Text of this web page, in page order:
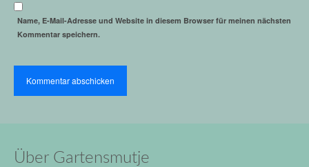
Name, E-Mail-Adresse und Website in diesem Browser für meinen nächsten
Kommentar speichern.
Über Gartensmutje